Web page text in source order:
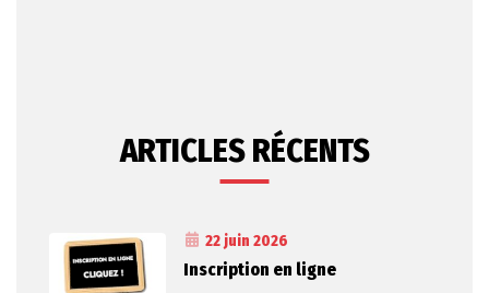
ARTICLES RÉCENTS
22 juin 2026
Inscription en ligne